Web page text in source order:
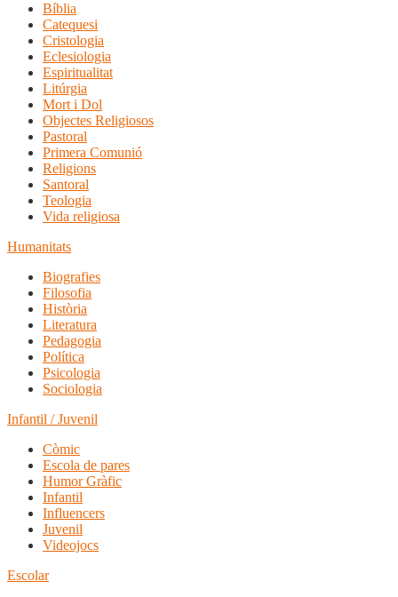
Bíblia
Catequesi
Cristologia
Eclesiologia
Espiritualitat
Litúrgia
Mort i Dol
Objectes Religiosos
Pastoral
Primera Comunió
Religions
Santoral
Teologia
Vida religiosa
Humanitats
Biografies
Filosofia
Història
Literatura
Pedagogia
Política
Psicologia
Sociologia
Infantil / Juvenil
Còmic
Escola de pares
Humor Gràfic
Infantil
Influencers
Juvenil
Videojocs
Escolar